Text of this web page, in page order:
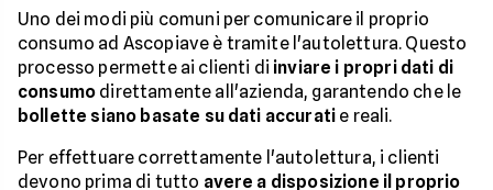
Uno dei modi più comuni per comunicare il proprio
consumo ad Ascopiave è tramite l'autolettura. Questo
processo permette ai clienti di inviare i propri dati di
consumo direttamente all'azienda, garantendo che le
bollette siano basate su dati accurati e reali.
Per effettuare correttamente l'autolettura, i clienti
devono prima di tutto avere a disposizione il proprio